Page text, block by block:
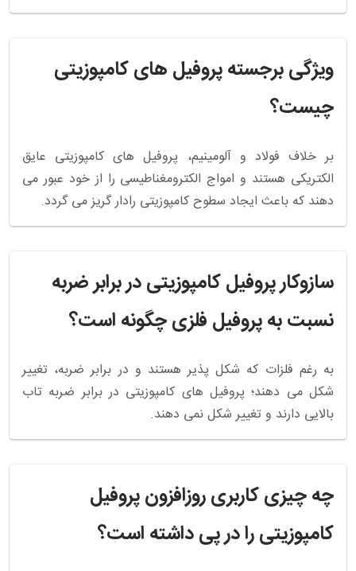
ویژگی برجسته پروفیل های کامپوزیتی
چیست؟
بر خلاف فولاد و آلومینیم، پروفیل های کامپوزیتی عایق
الکتریکی هستند و امواج الکترومغناطیسی را از خود عبور می
دهند که باعث ایجاد سطوح کامپوزیتی رادار گریز می گردد.
سازوکار پروفیل کامپوزیتی در برابر ضربه
نسبت به پروفیل فلزی چگونه است؟
به رغم فلزات که شکل پذیر هستند و در برابر ضربه، تغییر
شکل می دهند؛ پروفیل های کامپوزیتی در برابر ضربه تاب
بالایی دارند و تغییر شکل نمی دهند.
چه چیزی کاربری روزافزون پروفیل
کامپوزیتی را در پی داشته است؟